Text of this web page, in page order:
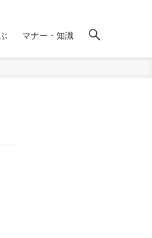
マナー・知識